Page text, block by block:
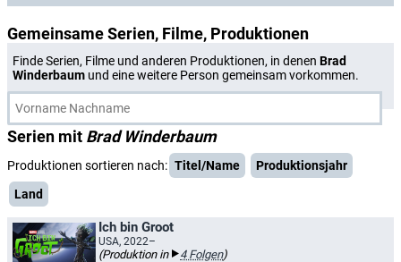
Gemeinsame Serien, Filme, Produktionen
Finde Serien, Filme und anderen Produktionen, in denen Brad
Winderbaum und eine weitere Person gemeinsam vorkommen.
Serien mit Brad Winderbaum
Produktionen sortieren nach: Titel/Name
Produktionsjahr
Land
Ich bin Groot
USA, 2022–
(Produktion in 4 Folgen)